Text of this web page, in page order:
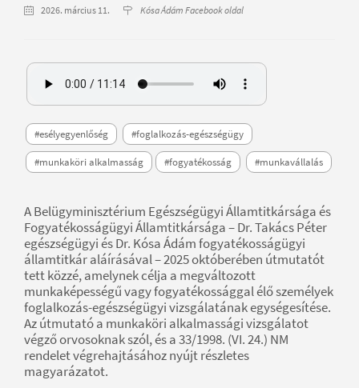
2026. március 11. Kósa Ádám Facebook oldal
#esélyegyenlőség #foglalkozás-egészségügy
#munkaköri alkalmasság #fogyatékosság #munkavállalás
A Belügyminisztérium Egészségügyi Államtitkársága és
Fogyatékosságügyi Államtitkársága – Dr. Takács Péter
egészségügyi és Dr. Kósa Ádám fogyatékosságügyi
államtitkár aláírásával – 2025 októberében útmutatót
tett közzé, amelynek célja a megváltozott
munkaképességű vagy fogyatékossággal élő személyek
foglalkozás-egészségügyi vizsgálatának egységesítése.
Az útmutató a munkaköri alkalmassági vizsgálatot
végző orvosoknak szól, és a 33/1998. (VI. 24.) NM
rendelet végrehajtásához nyújt részletes
magyarázatot.